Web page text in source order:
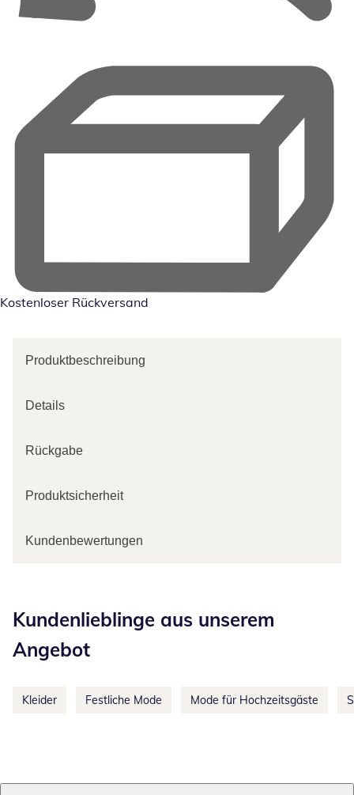
Kostenloser Rückversand
Produktbeschreibung
Details
Rückgabe
Produktsicherheit
Kundenbewertungen
Kundenlieblinge aus unserem
Angebot
Kleider Festliche Mode Mode für Hochzeitsgäste